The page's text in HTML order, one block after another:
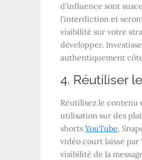
d'influence sont
l'interdiction et
visibilité sur votre
développer.
authentiquement
4. Réutiliser
Réutilisez le contenu
utilisation sur des
shorts YouTube,
vidéo court laissé
visibilité de la